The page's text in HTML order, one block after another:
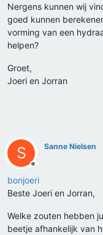
Nergens kunnen wij
goed kunnen
vorming van een
helpen?
Groet,
Joeri en Jorran
S
Offline
Sanne Nielsen
bonjoeri
Beste Joeri en Jorran,
Welke zouten hebben
beetje afhankelijk van